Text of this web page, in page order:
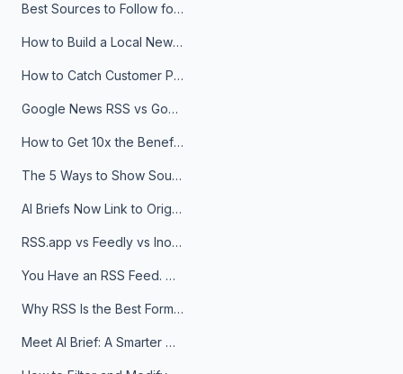
Best Sources to Follow for Crypto News in Your Reader (2026)
How to Build a Local News Hub That Updates Itself
How to Catch Customer Problems Before They Become Support Tickets
Google News RSS vs Google Alerts: Which Is Better for News Monitoring?
How to Get 10x the Benefits of Google Alerts
The 5 Ways to Show Sources in Your AI Brief, And When to Use Each
AI Briefs Now Link to Original Sources. Here's Why It Matters
RSS.app vs Feedly vs Inoreader: Which One Is Actually Right for You?
You Have an RSS Feed. Now What?
Why RSS Is the Best Format for AI Agents in 2026
Meet AI Brief: A Smarter Way to Stay on Top of Information